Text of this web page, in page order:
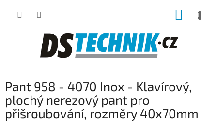
Pant 958 - 4070 Inox - Klavírový,
plochý nerezový pant pro
přišroubování, rozměry 40x70mm